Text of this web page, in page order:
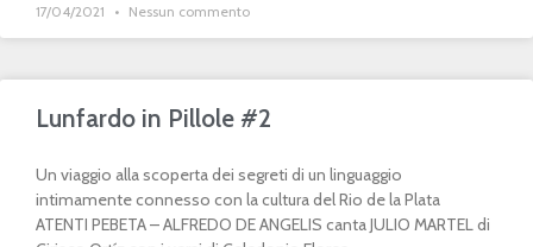
17/04/2021 Nessun commento
Lunfardo in Pillole #2
Un viaggio alla scoperta dei segreti di un linguaggio
intimamente connesso con la cultura del Rio de la Plata
ATENTI PEBETA – ALFREDO DE ANGELIS canta JULIO MARTEL di